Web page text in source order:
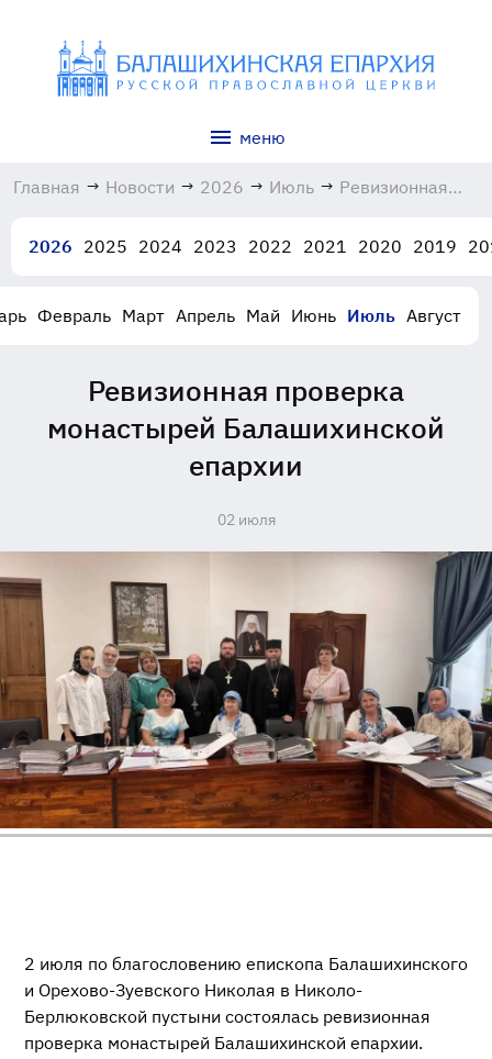
меню
Главная → Новости → 2026 → Июль → Ревизионная
Балашихинской
2026 2025 2024 2023 2022 2021 2020 2019
Февраль Март Апрель Май Июнь Июль Август
Ревизионная проверка
монастырей Балашихинской
епархии
02 июля
2 июля по благословению епископа Балашихинского
и Орехово-Зуевского Николая в Николо-
Берлюковской пустыни состоялась ревизионная
проверка монастырей Балашихинской епархии.